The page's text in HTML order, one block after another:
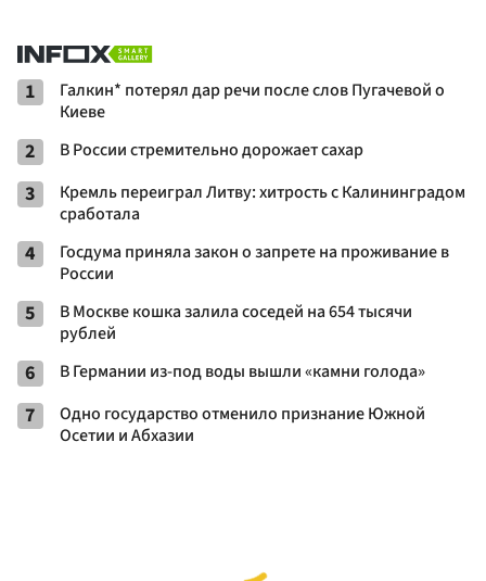
1
Галкин* потерял дар речи после слов Пугачевой о
Киеве
2 В России стремительно дорожает сахар
3
Кремль переиграл Литву: хитрость с Калининградом
сработала
4
Госдума приняла закон о запрете на проживание в
России
5
В Москве кошка залила соседей на 654 тысячи
рублей
6 В Германии из-под воды вышли «камни голода»
7
Одно государство отменило признание Южной
Осетии и Абхазии